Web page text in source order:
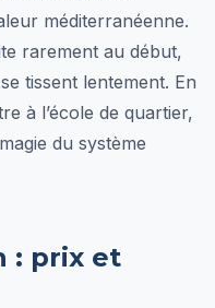
méditerranéenne.
rarement au début,
tissent lentement. En
à l’école de quartier,
du système
: prix et